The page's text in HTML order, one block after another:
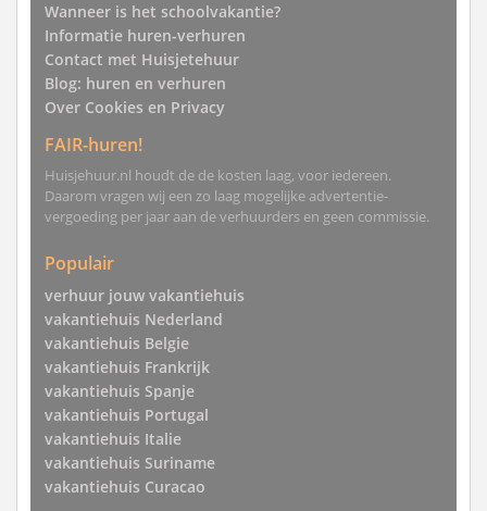
Wanneer is het schoolvakantie?
Informatie huren-verhuren
Contact met Huisjetehuur
Blog: huren en verhuren
Over Cookies en Privacy
FAIR-huren!
Huisjehuur.nl houdt de de kosten laag, voor iedereen.
Daarom vragen wij een zo laag mogelijke advertentie-
vergoeding per jaar aan de verhuurders en geen commissie.
Populair
verhuur jouw vakantiehuis
vakantiehuis Nederland
vakantiehuis Belgie
vakantiehuis Frankrijk
vakantiehuis Spanje
vakantiehuis Portugal
vakantiehuis Italie
vakantiehuis Suriname
vakantiehuis Curacao